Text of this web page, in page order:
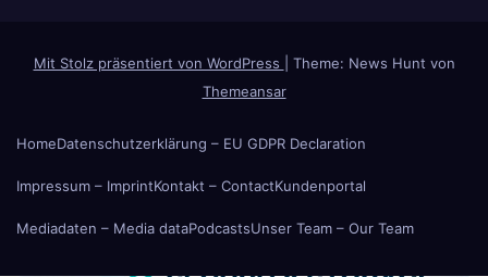
Mit Stolz präsentiert von WordPress
Theme: News Hunt von
Themeansar
HomeDatenschutzerklärung – EU GDPR Declaration
Impressum – ImprintKontakt – ContactKundenportal
Mediadaten – Media dataPodcastsUnser Team – Our Team